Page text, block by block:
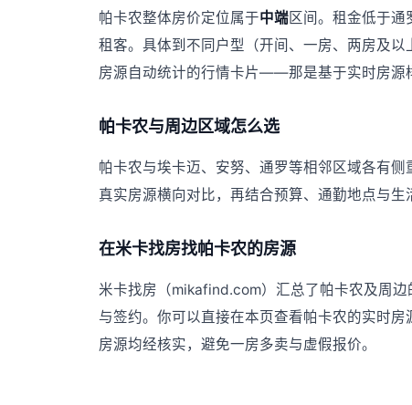
帕卡农整体房价定位属于中端区间。租金低于通
租客。具体到不同户型（开间、一房、两房及
房源自动统计的行情卡片——那是基于实时房源
帕卡农与周边区域怎么选
帕卡农与埃卡迈、安努、通罗等相邻区域各有
真实房源横向对比，再结合预算、通勤地点与生
在米卡找房找帕卡农的房源
米卡找房（mikafind.com）汇总了帕卡农及周
与签约。你可以直接在本页查看帕卡农的实时
房源均经核实，避免一房多卖与虚假报价。